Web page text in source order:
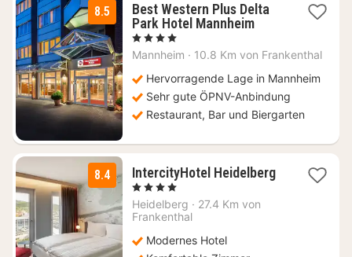
8.5
Best Western Plus Delta
Park Hotel Mannheim2
ab
€
, 4 Sterne
Mannheim · 10.8 Km von Frankenthal
Hervorragende Lage in Mannheim
Sehr gute ÖPNV-Anbindung
Restaurant, Bar und Biergarten
8.4 IntercityHotel Heidelberg1
, 4 Sterne
Heidelberg · 27.4 Km von
Frankenthal
Modernes Hotel